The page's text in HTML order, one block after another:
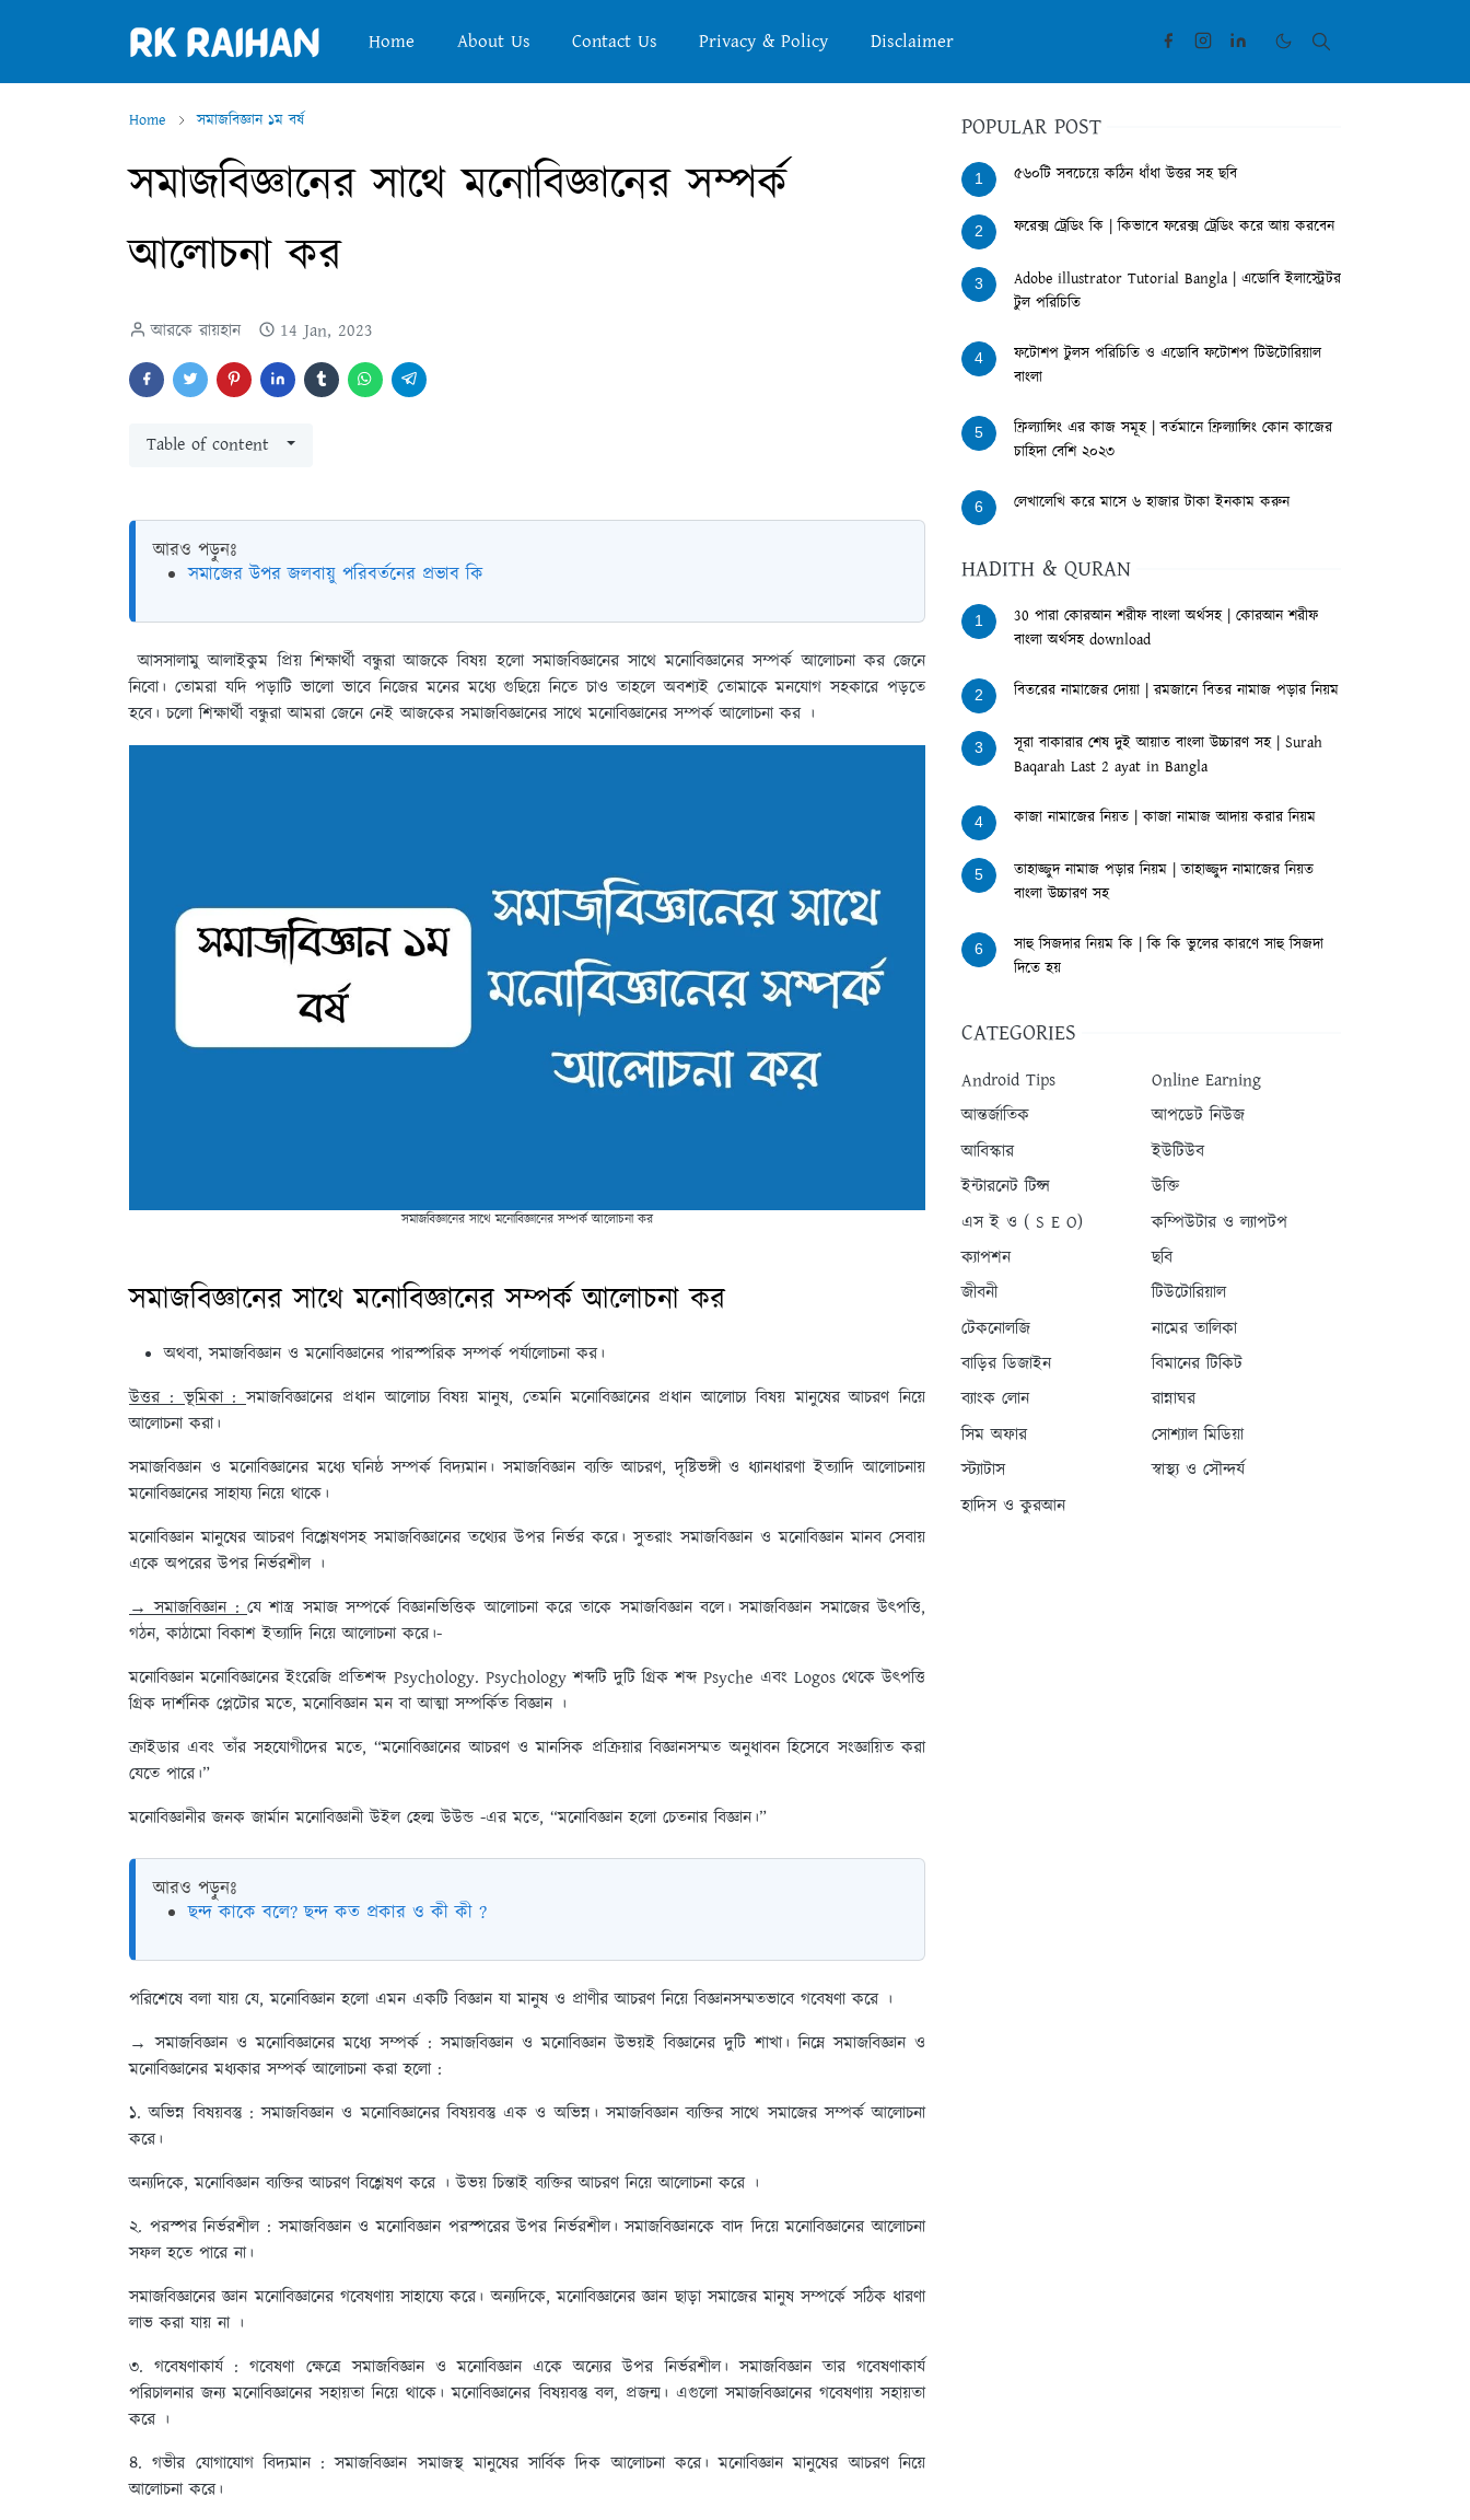
Home About Us Contact Us Privacy & Policy Disclaimer
Home সমাজবিজ্ঞান ১ম বর্ষ
সমাজবিজ্ঞানের সাথে মনোবিজ্ঞানের সম্পর্ক
আলোচনা কর
আরকে রায়হান 14 Jan, 2023
Table of content
আরও পড়ুনঃ
সমাজের উপর জলবায়ু পরিবর্তনের প্রভাব কি
আসসালামু আলাইকুম প্রিয় শিক্ষার্থী বন্ধুরা আজকে বিষয় হলো সমাজবিজ্ঞানের সাথে মনোবিজ্ঞানের সম্পর্ক আলোচনা কর জেনে
নিবো। তোমরা যদি পড়াটি ভালো ভাবে নিজের মনের মধ্যে গুছিয়ে নিতে চাও তাহলে অবশ্যই তোমাকে মনযোগ সহকারে পড়তে
হবে। চলো শিক্ষার্থী বন্ধুরা আমরা জেনে নেই আজকের সমাজবিজ্ঞানের সাথে মনোবিজ্ঞানের সম্পর্ক আলোচনা কর ।
সমাজবিজ্ঞানের সাথে মনোবিজ্ঞানের সম্পর্ক আলোচনা কর
সমাজবিজ্ঞানের সাথে মনোবিজ্ঞানের সম্পর্ক আলোচনা কর
অথবা, সমাজবিজ্ঞান ও মনোবিজ্ঞানের পারস্পরিক সম্পর্ক পর্যালোচনা কর।
উত্তর : ভূমিকা :সমাজবিজ্ঞানের প্রধান আলোচ্য বিষয় মানুষ, তেমনি মনোবিজ্ঞানের প্রধান আলোচ্য বিষয় মানুষের আচরণ নিয়ে
আলোচনা করা।
সমাজবিজ্ঞান ও মনোবিজ্ঞানের মধ্যে ঘনিষ্ঠ সম্পর্ক বিদ্যমান। সমাজবিজ্ঞান ব্যক্তি আচরণ, দৃষ্টিভঙ্গী ও ধ্যানধারণা ইত্যাদি আলোচনায়
মনোবিজ্ঞানের সাহায্য নিয়ে থাকে।
মনোবিজ্ঞান মানুষের আচরণ বিশ্লেষণসহ সমাজবিজ্ঞানের তথ্যের উপর নির্ভর করে। সুতরাং সমাজবিজ্ঞান ও মনোবিজ্ঞান মানব সেবায়
একে অপরের উপর নির্ভরশীল ।
→ সমাজবিজ্ঞান :যে শাস্ত্র সমাজ সম্পর্কে বিজ্ঞানভিত্তিক আলোচনা করে তাকে সমাজবিজ্ঞান বলে। সমাজবিজ্ঞান সমাজের উৎপত্তি,
গঠন, কাঠামো বিকাশ ইত্যাদি নিয়ে আলোচনা করে।-
মনোবিজ্ঞান মনোবিজ্ঞানের ইংরেজি প্রতিশব্দ Psychology. Psychology শব্দটি দুটি গ্রিক শব্দ Psyche এবং Logos থেকে উৎপত্তি
গ্রিক দার্শনিক প্লেটোর মতে, মনোবিজ্ঞান মন বা আত্মা সম্পর্কিত বিজ্ঞান ।
ক্রাইডার এবং তাঁর সহযোগীদের মতে, “মনোবিজ্ঞানের আচরণ ও মানসিক প্রক্রিয়ার বিজ্ঞানসম্মত অনুধাবন হিসেবে সংজ্ঞায়িত করা
যেতে পারে।”
মনোবিজ্ঞানীর জনক জার্মান মনোবিজ্ঞানী উইল হেল্ম উউন্ড -এর মতে, “মনোবিজ্ঞান হলো চেতনার বিজ্ঞান।”
আরও পড়ুনঃ
ছন্দ কাকে বলে? ছন্দ কত প্রকার ও কী কী ?
পরিশেষে বলা যায় যে, মনোবিজ্ঞান হলো এমন একটি বিজ্ঞান যা মানুষ ও প্রাণীর আচরণ নিয়ে বিজ্ঞানসম্মতভাবে গবেষণা করে ।
→ সমাজবিজ্ঞান ও মনোবিজ্ঞানের মধ্যে সম্পর্ক :সমাজবিজ্ঞান ও মনোবিজ্ঞান উভয়ই বিজ্ঞানের দুটি শাখা। নিম্নে সমাজবিজ্ঞান ও
মনোবিজ্ঞানের মধ্যকার সম্পর্ক আলোচনা করা হলো :
১. অভিন্ন বিষয়বস্তু :সমাজবিজ্ঞান ও মনোবিজ্ঞানের বিষয়বস্তু এক ও অভিন্ন। সমাজবিজ্ঞান ব্যক্তির সাথে সমাজের সম্পর্ক আলোচনা
করে।
অন্যদিকে, মনোবিজ্ঞান ব্যক্তির আচরণ বিশ্লেষণ করে । উভয় চিন্তাই ব্যক্তির আচরণ নিয়ে আলোচনা করে ।
২. পরস্পর নির্ভরশীল : সমাজবিজ্ঞান ও মনোবিজ্ঞান পরস্পরের উপর নির্ভরশীল। সমাজবিজ্ঞানকে বাদ দিয়ে মনোবিজ্ঞানের আলোচনা
সফল হতে পারে না।
সমাজবিজ্ঞানের জ্ঞান মনোবিজ্ঞানের গবেষণায় সাহায্যে করে। অন্যদিকে, মনোবিজ্ঞানের জ্ঞান ছাড়া সমাজের মানুষ সম্পর্কে সঠিক ধারণা
লাভ করা যায় না ।
৩. গবেষণাকার্য :গবেষণা ক্ষেত্রে সমাজবিজ্ঞান ও মনোবিজ্ঞান একে অন্যের উপর নির্ভরশীল। সমাজবিজ্ঞান তার গবেষণাকার্য
পরিচালনার জন্য মনোবিজ্ঞানের সহায়তা নিয়ে থাকে। মনোবিজ্ঞানের বিষয়বস্তু বল, প্রজন্ম। এগুলো সমাজবিজ্ঞানের গবেষণায় সহায়তা
করে ।
৪. গভীর যোগাযোগ বিদ্যমান : সমাজবিজ্ঞান সমাজস্থ মানুষের সার্বিক দিক আলোচনা করে। মনোবিজ্ঞান মানুষের আচরণ নিয়ে
আলোচনা করে।
POPULAR POST
1 ৫৬০টি সবচেয়ে কঠিন ধাঁধা উত্তর সহ ছবি
2 ফরেক্স ট্রেডিং কি | কিভাবে ফরেক্স ট্রেডিং করে আয় করবেন
3
Adobe illustrator Tutorial Bangla | এডোবি ইলাস্ট্রেটর
টুল পরিচিতি
4
ফটোশপ টুলস পরিচিতি ও এডোবি ফটোশপ টিউটোরিয়াল
বাংলা
5
ফ্রিল্যান্সিং এর কাজ সমূহ | বর্তমানে ফ্রিল্যান্সিং কোন কাজের
চাহিদা বেশি ২০২৩
6 লেখালেখি করে মাসে ৬ হাজার টাকা ইনকাম করুন
HADITH & QURAN
1
30 পারা কোরআন শরীফ বাংলা অর্থসহ | কোরআন শরীফ
বাংলা অর্থসহ download
2 বিতরের নামাজের দোয়া | রমজানে বিতর নামাজ পড়ার নিয়ম
3
সূরা বাকারার শেষ দুই আয়াত বাংলা উচ্চারণ সহ | Surah
Baqarah Last 2 ayat in Bangla
4 কাজা নামাজের নিয়ত | কাজা নামাজ আদায় করার নিয়ম
5
তাহাজ্জুদ নামাজ পড়ার নিয়ম | তাহাজ্জুদ নামাজের নিয়ত
বাংলা উচ্চারণ সহ
6
সাহু সিজদার নিয়ম কি | কি কি ভুলের কারণে সাহু সিজদা
দিতে হয়
CATEGORIES
Android Tips
Online Earning
আন্তর্জাতিক
আপডেট নিউজ
আবিস্কার
ইউটিউব
ইন্টারনেট টিপ্স
উক্তি
এস ই ও ( S E O)
কম্পিউটার ও ল্যাপটপ
ক্যাপশন
ছবি
জীবনী
টিউটোরিয়াল
টেকনোলজি
নামের তালিকা
বাড়ির ডিজাইন
বিমানের টিকিট
ব্যাংক লোন
রান্নাঘর
সিম অফার
সোশ্যাল মিডিয়া
স্ট্যাটাস
স্বাস্থ্য ও সৌন্দর্য
হাদিস ও কুরআন